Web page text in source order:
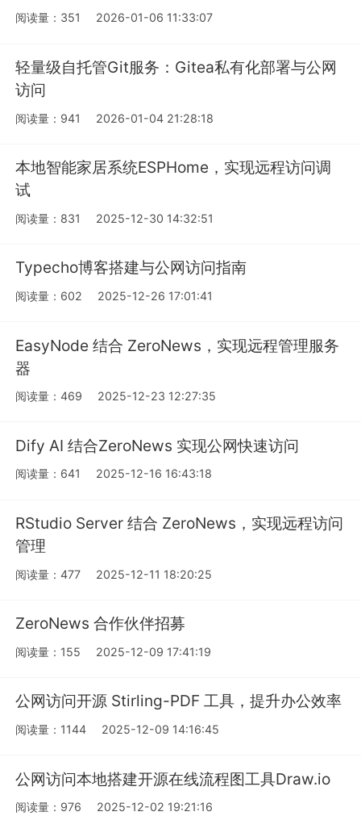
阅读量：351 2026-01-06 11:33:07
轻量级自托管Git服务：Gitea私有化部署与公网
访问
阅读量：941 2026-01-04 21:28:18
本地智能家居系统ESPHome，实现远程访问调
试
阅读量：831 2025-12-30 14:32:51
Typecho博客搭建与公网访问指南
阅读量：602 2025-12-26 17:01:41
EasyNode 结合 ZeroNews，实现远程管理服务
器
阅读量：469 2025-12-23 12:27:35
Dify AI 结合ZeroNews 实现公网快速访问
阅读量：641 2025-12-16 16:43:18
RStudio Server 结合 ZeroNews，实现远程访问
管理
阅读量：477 2025-12-11 18:20:25
ZeroNews 合作伙伴招募
阅读量：155 2025-12-09 17:41:19
公网访问开源 Stirling-PDF 工具，提升办公效率
阅读量：1144 2025-12-09 14:16:45
公网访问本地搭建开源在线流程图工具Draw.io
阅读量：976 2025-12-02 19:21:16